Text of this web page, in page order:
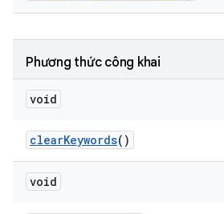
Phương thức công khai
void
clearKeywords()
void